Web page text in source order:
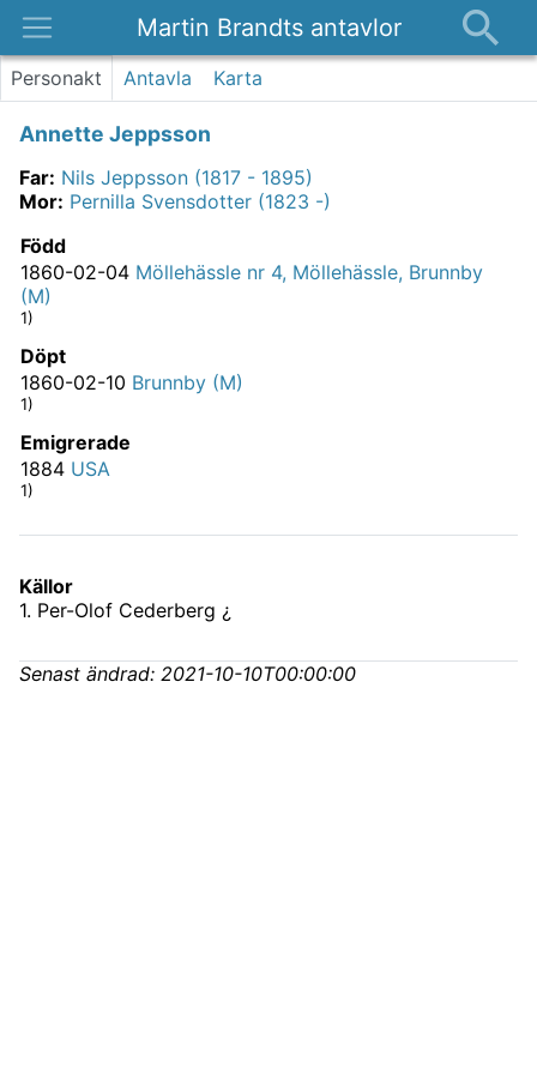
Martin Brandts antavlor
Platser
Kontakt
Personakt Antavla Karta
Annette Jeppsson
Far: Nils Jeppsson (1817 - 1895)
Mor: Pernilla Svensdotter (1823 -)
Född
1860-02-04 Möllehässle nr 4, Möllehässle, Brunnby
(M)
1)
Döpt
1860-02-10 Brunnby (M)
1)
Emigrerade
1884 USA
1)
Källor
1. Per-Olof Cederberg ¿
Senast ändrad: 2021-10-10T00:00:00